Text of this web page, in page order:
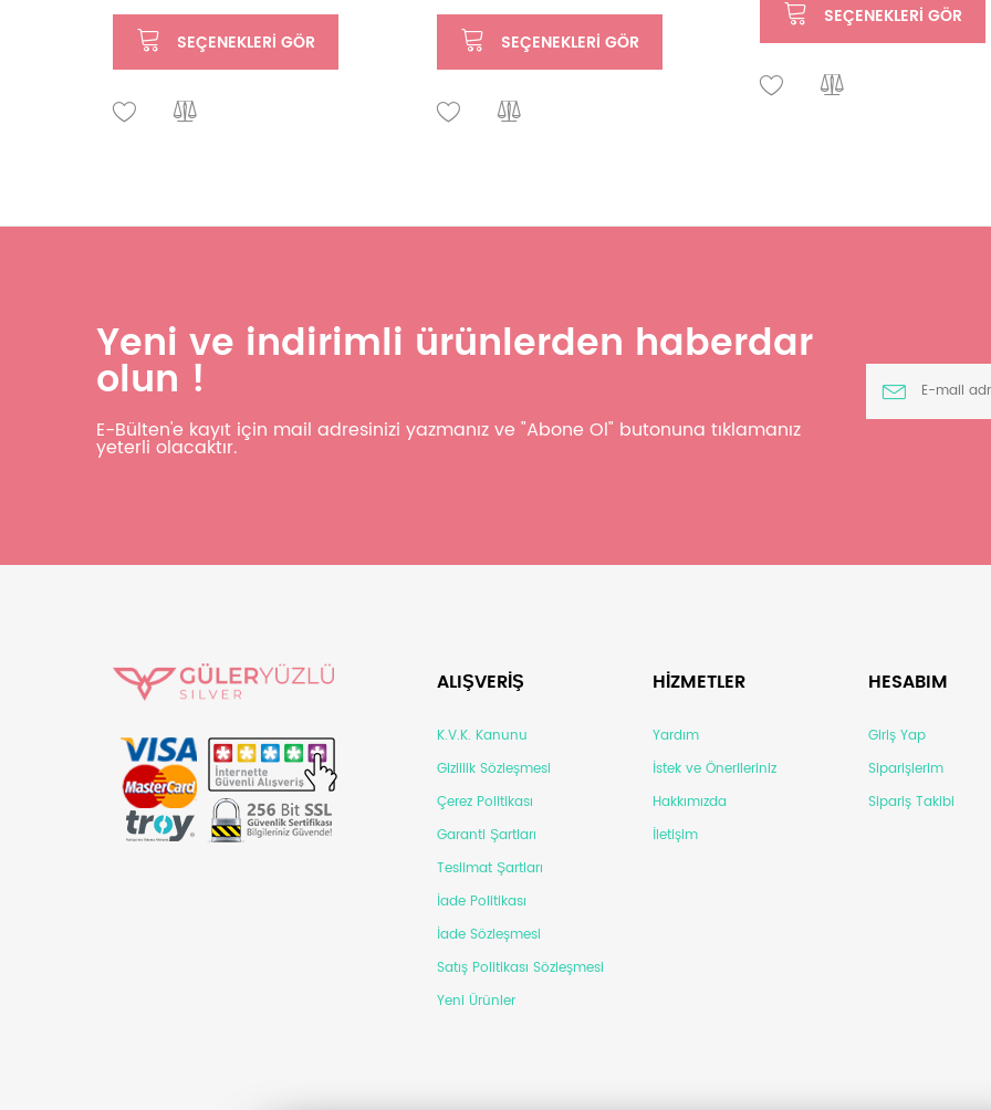
SEÇENEKLERI GÖR SEÇENEKLERI GÖR
SEÇENEKLERI GÖR
Yeni ve indirimli ürünlerden haberdar
olun !
E-Bülten'e kayıt için mail adresinizi yazmanız ve "Abone Ol" butonuna tıklamanız
yeterli olacaktır.
ALIŞVERİŞ
K.V.K. Kanunu
Gizlilik Sözleşmesi
Çerez Politikası
Garanti Şartları
Teslimat Şartları
İade Politikası
İade Sözleşmesi
Satış Politikası Sözleşmesi
Yeni Ürünler
HİZMETLER
Yardım
İstek ve Önerileriniz
Hakkımızda
İletişim
HESABIM
Giriş Yap
Siparişlerim
Sipariş Takibi